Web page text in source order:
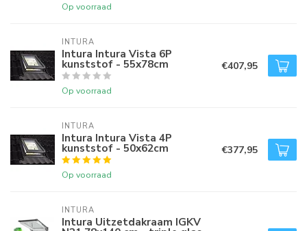
Op voorraad
INTURA
Intura Intura Vista 6P
kunststof - 55x78cm
Op voorraad
€407,95
INTURA
Intura Intura Vista 4P
kunststof - 50x62cm
Op voorraad
€377,95
INTURA
Intura Uitzetdakraam IGKV